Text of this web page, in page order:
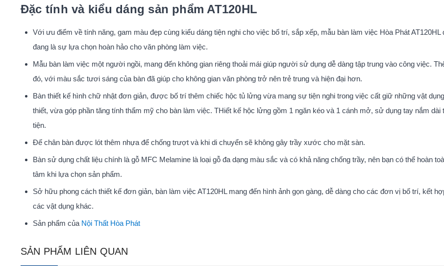
Đặc tính và kiểu dáng sản phẩm AT120HL
Với ưu điểm về tính năng, gam màu đẹp cùng kiểu dáng tiện nghi cho việc bố trí, sắp xếp, mẫu bàn làm việc Hòa Phát AT120HL
đang là sự lựa chọn hoàn hảo cho văn phòng làm việc.
Mẫu bàn làm việc một người ngồi, mang đến không gian riêng thoải mái giúp người sử dụng dễ dàng tập trung vào công việc.
đó, với màu sắc tươi sáng của bàn đã giúp cho không gian văn phòng trở nên trẻ trung và hiện đại hơn.
Bàn thiết kế hình chữ nhật đơn giản, được bố trí thêm chiếc hộc tủ lửng vừa mang sự tiện nghi trong việc cất giữ những vật
thiết, vừa góp phần tăng tính thẩm mỹ cho bàn làm việc. THiết kế hộc lửng gồm 1 ngăn kéo và 1 cánh mở, sử dụng tay nắm dài
tiện.
Đế chân bàn được lót thêm nhựa để chống trượt và khi di chuyển sẽ không gây trầy xước cho mặt sàn.
Bàn sử dụng chất liệu chính là gỗ MFC Melamine là loại gỗ đa dạng màu sắc và có khả năng chống trầy, nên bạn có thể hoàn
tâm khi lựa chọn sản phẩm.
Sở hữu phong cách thiết kế đơn giản, bàn làm việc AT120HL mang đến hình ảnh gọn gàng, dễ dàng cho các đơn vị bố trí, kết
các vật dụng khác.
Sản phẩm của Nội Thất Hòa Phát
SẢN PHẨM LIÊN QUAN